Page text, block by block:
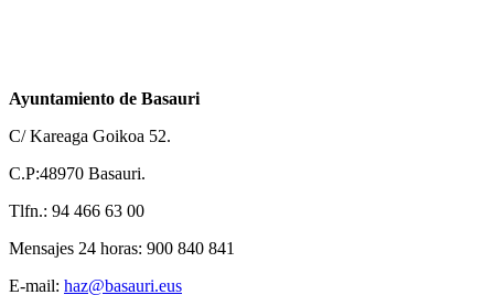
Ayuntamiento de Basauri
C/ Kareaga Goikoa 52.
C.P:48970 Basauri.
Tlfn.: 94 466 63 00
Mensajes 24 horas: 900 840 841
E-mail: haz@basauri.eus